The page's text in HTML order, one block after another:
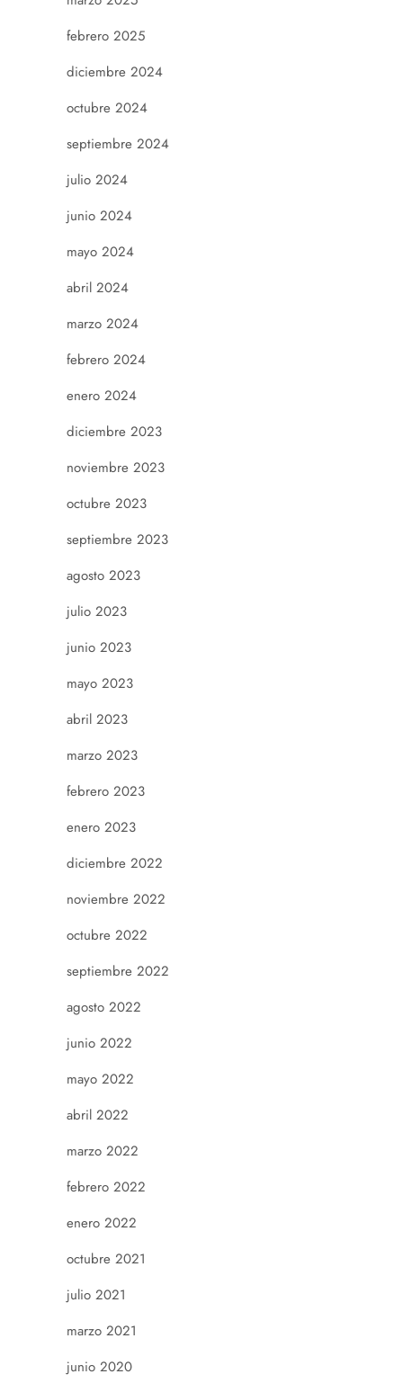
febrero 2025
diciembre 2024
octubre 2024
septiembre 2024
julio 2024
junio 2024
mayo 2024
abril 2024
marzo 2024
febrero 2024
enero 2024
diciembre 2023
noviembre 2023
octubre 2023
septiembre 2023
agosto 2023
julio 2023
junio 2023
mayo 2023
abril 2023
marzo 2023
febrero 2023
enero 2023
diciembre 2022
noviembre 2022
octubre 2022
septiembre 2022
agosto 2022
junio 2022
mayo 2022
abril 2022
marzo 2022
febrero 2022
enero 2022
octubre 2021
julio 2021
marzo 2021
junio 2020